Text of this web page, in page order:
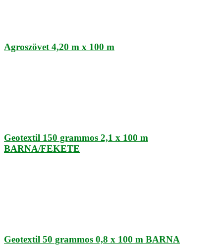
Agroszövet 4,20 m x 100 m
Geotextil 150 grammos 2,1 x 100 m
BARNA/FEKETE
Geotextil 50 grammos 0,8 x 100 m BARNA